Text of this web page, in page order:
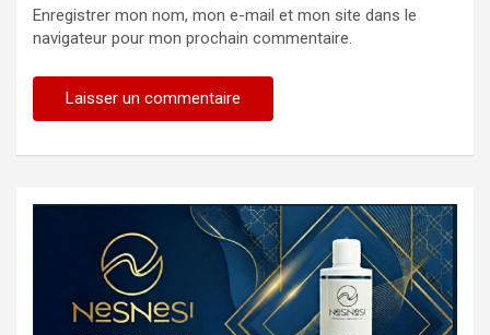
Enregistrer mon nom, mon e-mail et mon site dans le
navigateur pour mon prochain commentaire.